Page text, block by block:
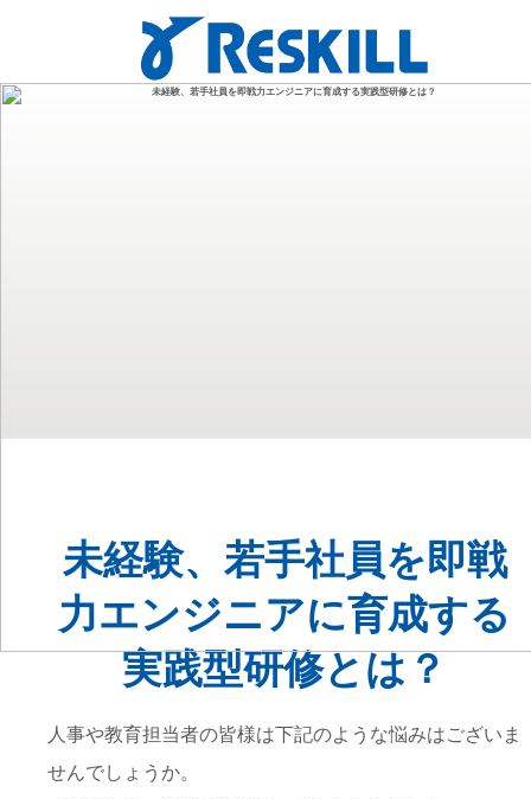
未経験、若手社員を即戦
力エンジニアに育成する
実践型研修とは？
人事や教育担当者の皆様は下記のような悩みはございま
せんでしょうか。